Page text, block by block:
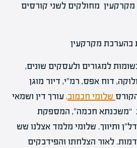
מקרקעין מחולקים לשני קורסים
למגורים ולעסקים שונים,
דוח אפס, רמ"י, דיור מוגן
שלומי חכמוב,עורך דין ושמאי
“משכנתא חכמה”, המספקת
ותיווך. שלומי מלמד אצלנו שש
לאור הצלחתו והפידבקים